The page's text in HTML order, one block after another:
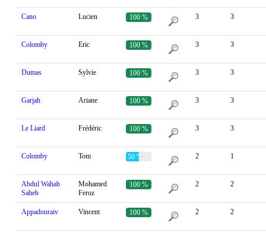
Cano Lucien 100 % 3 3
Colomby Eric 100 % 3 3
Dumas Sylvie 100 % 3 3
Garjah Ariane 100 % 3 3
Le Liard Frédéric 100 % 3 3
Colomby Tom 50 % 2 1
Abdul Wahab
Saheb
Mohamed
Feroz
100 % 2 2
Appadouraiv Vincent 100 % 2 2